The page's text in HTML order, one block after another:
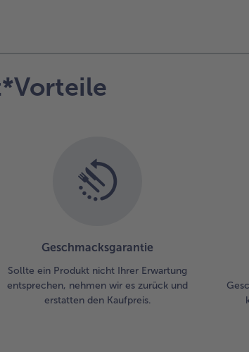
Geschmacksgarantie
Sollte ein Produkt nicht Ihrer Erwartung
entsprechen, nehmen wir es zurück und
erstatten den Kaufpreis.